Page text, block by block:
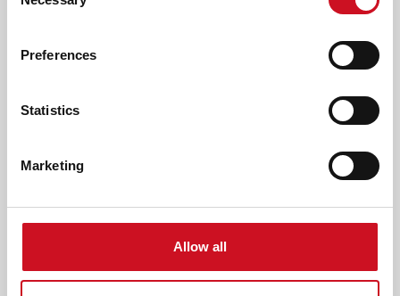
Selection
Preferences
Statistics
Marketing
Allow all
STAP'
woont sinds vijf jaar in een woongroep van Kentalis in Vries.
veel rustiger geworden. Dat had ik nooit gedacht."